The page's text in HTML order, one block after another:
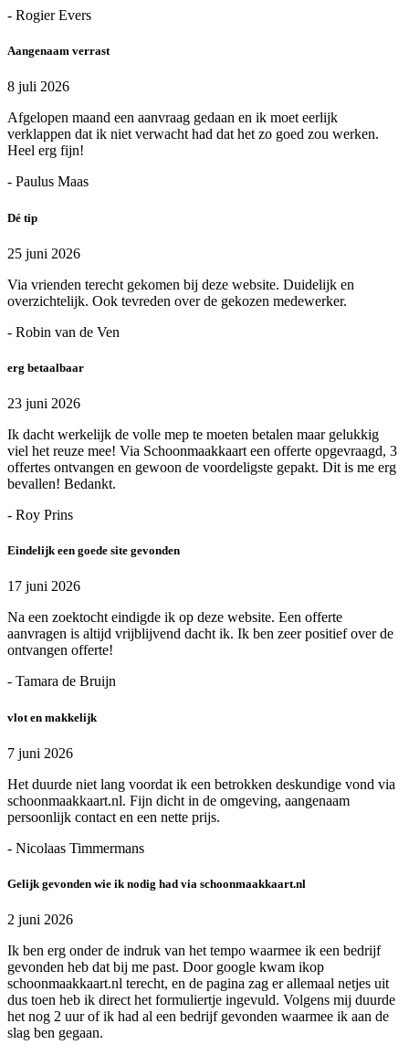
- Rogier Evers
Aangenaam verrast
8 juli 2026
Afgelopen maand een aanvraag gedaan en ik moet eerlijk
verklappen dat ik niet verwacht had dat het zo goed zou werken.
Heel erg fijn!
- Paulus Maas
Dé tip
25 juni 2026
Via vrienden terecht gekomen bij deze website. Duidelijk en
overzichtelijk. Ook tevreden over de gekozen medewerker.
- Robin van de Ven
erg betaalbaar
23 juni 2026
Ik dacht werkelijk de volle mep te moeten betalen maar gelukkig
viel het reuze mee! Via Schoonmaakkaart een offerte opgevraagd, 3
offertes ontvangen en gewoon de voordeligste gepakt. Dit is me erg
bevallen! Bedankt.
- Roy Prins
Eindelijk een goede site gevonden
17 juni 2026
Na een zoektocht eindigde ik op deze website. Een offerte
aanvragen is altijd vrijblijvend dacht ik. Ik ben zeer positief over de
ontvangen offerte!
- Tamara de Bruijn
vlot en makkelijk
7 juni 2026
Het duurde niet lang voordat ik een betrokken deskundige vond via
schoonmaakkaart.nl. Fijn dicht in de omgeving, aangenaam
persoonlijk contact en een nette prijs.
- Nicolaas Timmermans
Gelijk gevonden wie ik nodig had via schoonmaakkaart.nl
2 juni 2026
Ik ben erg onder de indruk van het tempo waarmee ik een bedrijf
gevonden heb dat bij me past. Door google kwam ikop
schoonmaakkaart.nl terecht, en de pagina zag er allemaal netjes uit
dus toen heb ik direct het formuliertje ingevuld. Volgens mij duurde
het nog 2 uur of ik had al een bedrijf gevonden waarmee ik aan de
slag ben gegaan.